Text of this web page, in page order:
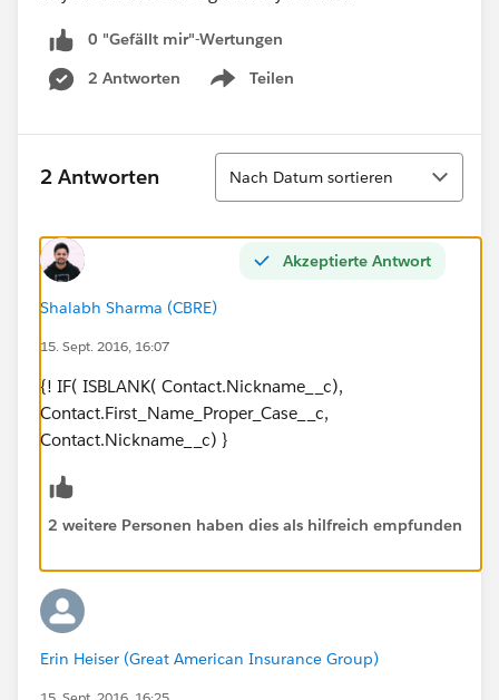
0 "Gefällt mir"-Wertungen
2 Antworten
Teilen
Show menu
2 Antworten
Sortieren
Nach Datum sortieren
Akzeptierte Antwort
Shalabh Sharma (CBRE)
15. Sept. 2016, 16:07
{! IF( ISBLANK( Contact.Nickname__c),
Contact.First_Name_Proper_Case__c,
Contact.Nickname__c) }
2 weitere Personen haben dies als hilfreich empfunden
Erin Heiser (Great American Insurance Group)